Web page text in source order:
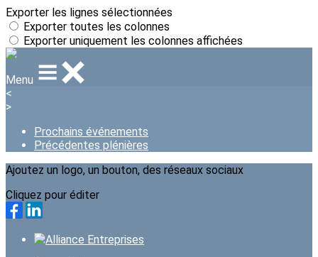
Exporter les lignes sélectionnées
Exporter toutes les colonnes
Exporter uniquement les colonnes affichées
Menu
<
>
Prochains événements
Précédentes plénières
Ajoutez un logo, un bouton, des réseaux sociaux
Cliquez pour éditer